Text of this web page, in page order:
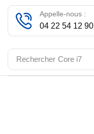
Rechercher Core i7
Appelle-nous :
04 22 54 12 90